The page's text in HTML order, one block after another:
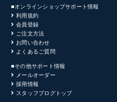
■オンラインショップサポート情報
利用規約
会員登録
ご注文方法
お問い合わせ
よくあるご質問
■その他サポート情報
メールオーダー
採用情報
スタッフブログトップ